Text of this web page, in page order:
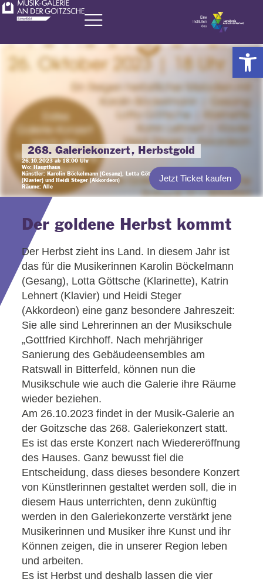
Zum
Inhalt
Jetzt Ticket kaufen
268. Galeriekonzert, Herbstgold
26.10.2023 ab 18:00 Uhr
Wo: Haupthaus
Künstler: Karolin Böckelmann (Gesang), Lotta Göttsche (Klarinette), Katrin Lehnert
(Klavier) und Heidi Steger (Akkordeon)
Räume: Alle
Der goldene Herbst kommt​
Der Herbst zieht ins Land. In diesem Jahr ist
das für die Musikerinnen Karolin Böckelmann
(Gesang), Lotta Göttsche (Klarinette), Katrin
Lehnert (Klavier) und Heidi Steger
(Akkordeon) eine ganz besondere Jahreszeit:
Sie alle sind Lehrerinnen an der Musikschule
„Gottfried Kirchhoff. Nach mehrjähriger
Sanierung des Gebäudeensembles am
Ratswall in Bitterfeld, können nun die
Musikschule wie auch die Galerie ihre Räume
wieder beziehen.
Am 26.10.2023 findet in der Musik-Galerie an
der Goitzsche das 268. Galeriekonzert statt.
Es ist das erste Konzert nach Wiedereröffnung
des Hauses. Ganz bewusst fiel die
Entscheidung, dass dieses besondere Konzert
von Künstlerinnen gestaltet werden soll, die in
diesem Haus unterrichten, denn zukünftig
werden in den Galeriekonzerte verstärkt jene
Musikerinnen und Musiker ihre Kunst und ihr
Können zeigen, die in unserer Region leben
und arbeiten.
Es ist Herbst und deshalb lassen die vier